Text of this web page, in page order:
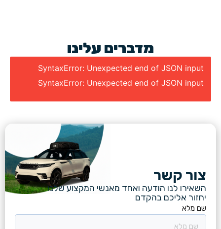
מדברים עלינו
SyntaxError: Unexpected end of JSON input
SyntaxError: Unexpected end of JSON input
צור קשר
השאירו לנו הודעה ואחד מאנשי המקצוע שלנו
יחזור אליכם בהקדם
שם מלא